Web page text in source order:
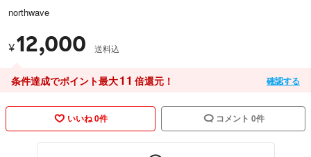
northwave
¥12,000 送料込
条件達成でポイント最大11 倍還元！ 確認する
いいね 0件 コメント 0件